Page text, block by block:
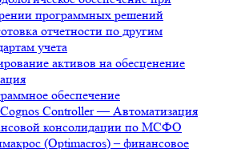
программных решений
отчетности по другим
учета
активов на обесценение
обеспечение
Controller — Автоматизация
консолидации по МСФО
(Optimacros) – финансовое